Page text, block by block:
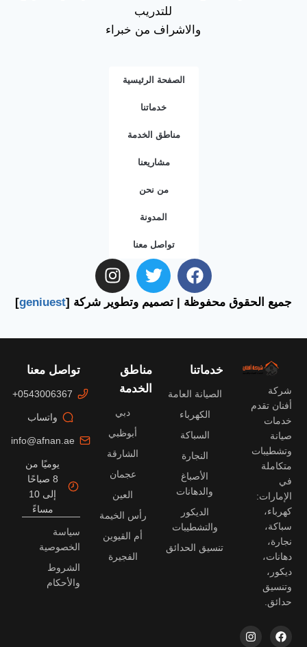
للتدريب
والاشراف من خبراء
الصفحة الرئيسية
خدماتنا
مناطق الخدمة
مشاريعنا
من نحن
المدونة
تواصل معنا
جميع الحقوق محفوظة | تصميم وتطوير شركة [geniuest
]
شركة
أفنان تقدم
خدمات
صيانة
وتشطيبات
متكاملة
في
الإمارات:
كهرباء،
سباكة،
نجارة،
دهانات،
ديكور،
وتنسيق
حدائق.
خدماتنا
الصيانة العامة
الكهرباء
السباكة
النجارة
الأصباغ
والدهانات
الديكور
والتشطيبات
تنسيق الحدائق
مناطق
الخدمة
دبي
أبوظبي
الشارقة
عجمان
العين
رأس الخيمة
أم القيوين
الفجيرة
تواصل معنا
0543006367+
واتساب
info@afnan.ae
يوميًا من
8 صباحًا
إلى 10
مساءً
سياسة
الخصوصية
الشروط
والأحكام